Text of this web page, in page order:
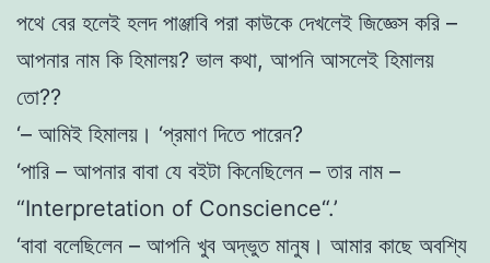
পথে বের হলেই হলদ পাঞ্জাবি পরা কাউকে দেখলেই জিজ্ঞেস করি –
আপনার নাম কি হিমালয়? ভাল কথা, আপনি আসলেই হিমালয়
তাে??
‘– আমিই হিমালয় । ‘প্রমাণ দিতে পারেন?
‘পারি – আপনার বাবা যে বইটা কিনেছিলেন –তার নাম –
“Interpretation of Conscience“.’
‘বাবা বলেছিলেন – আপনি খুব অদ্ভুত মানুষ । আমার কাছে অবশ্যি